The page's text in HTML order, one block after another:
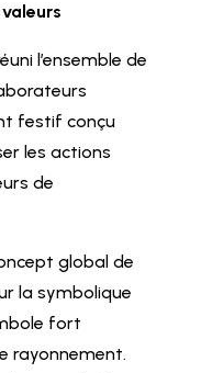
l’ensemble de
festif conçu
les actions
de
global de
la symbolique
fort
rayonnement.